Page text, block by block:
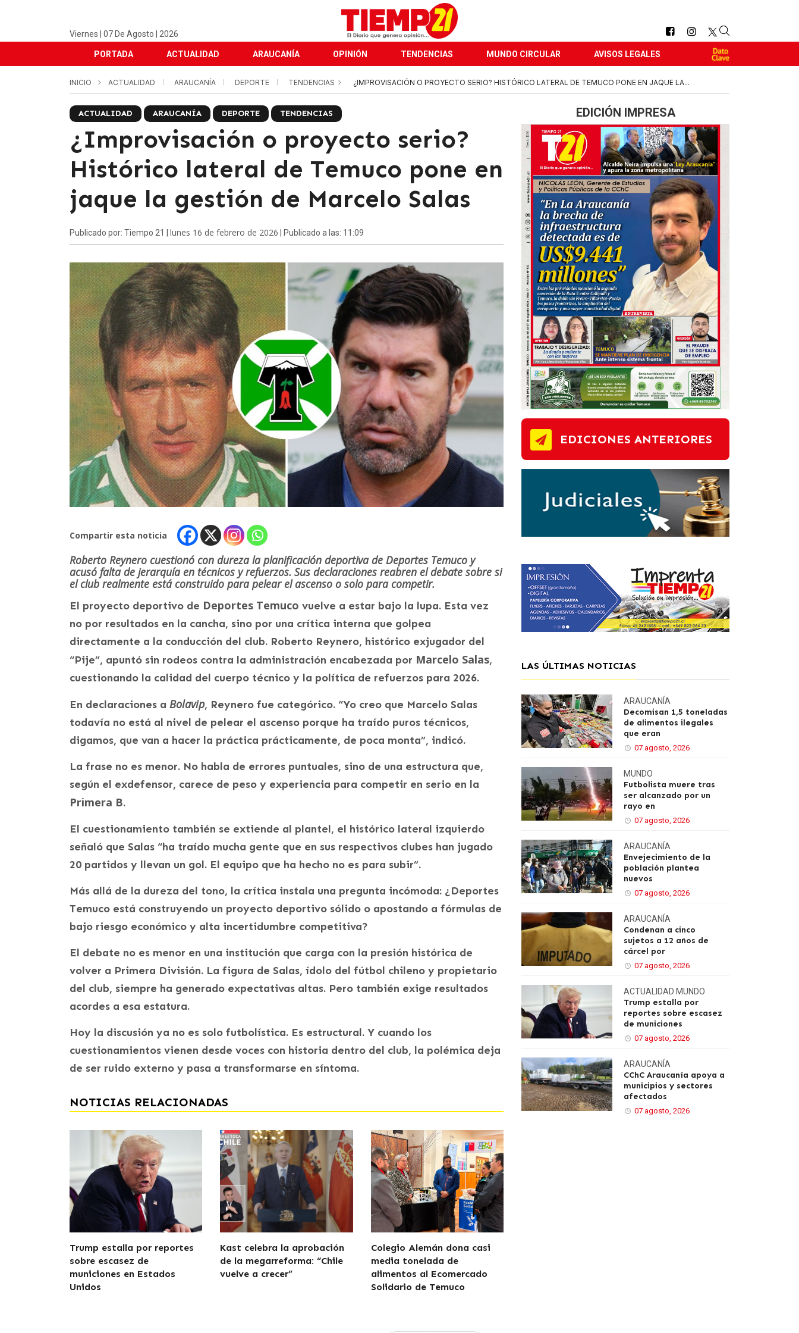
Viernes | 07 De Agosto | 2026
PORTADA ACTUALIDAD ARAUCANÍA OPINIÓN TENDENCIAS MUNDO CIRCULAR AVISOS LEGALES
INICIO ACTUALIDAD ARAUCANÍA DEPORTE TENDENCIAS ¿IMPROVISACIÓN O PROYECTO SERIO? HISTÓRICO LATERAL DE TEMUCO PONE EN JAQUE LA...
ACTUALIDAD ARAUCANÍA DEPORTE TENDENCIAS
¿Improvisación o proyecto serio?
Histórico lateral de Temuco pone en
jaque la gestión de Marcelo Salas
Publicado por: Tiempo 21 | lunes 16 de febrero de 2026 | Publicado a las: 11:09
Compartir esta noticia
Roberto Reynero cuestionó con dureza la planificación deportiva de Deportes Temuco y
acusó falta de jerarquía en técnicos y refuerzos. Sus declaraciones reabren el debate sobre si
el club realmente está construido para pelear el ascenso o solo para competir.
El proyecto deportivo de Deportes Temuco vuelve a estar bajo la lupa. Esta vez
no por resultados en la cancha, sino por una crítica interna que golpea
directamente a la conducción del club. Roberto Reynero, histórico exjugador del
“Pije”, apuntó sin rodeos contra la administración encabezada por Marcelo Salas,
cuestionando la calidad del cuerpo técnico y la política de refuerzos para 2026.
En declaraciones a Bolavip, Reynero fue categórico. “Yo creo que Marcelo Salas
todavía no está al nivel de pelear el ascenso porque ha traído puros técnicos,
digamos, que van a hacer la práctica prácticamente, de poca monta”, indicó.
La frase no es menor. No habla de errores puntuales, sino de una estructura que,
según el exdefensor, carece de peso y experiencia para competir en serio en la
Primera B.
El cuestionamiento también se extiende al plantel, el histórico lateral izquierdo
señaló que Salas “ha traído mucha gente que en sus respectivos clubes han jugado
20 partidos y llevan un gol. El equipo que ha hecho no es para subir”.
Más allá de la dureza del tono, la crítica instala una pregunta incómoda: ¿Deportes
Temuco está construyendo un proyecto deportivo sólido o apostando a fórmulas de
bajo riesgo económico y alta incertidumbre competitiva?
El debate no es menor en una institución que carga con la presión histórica de
volver a Primera División. La figura de Salas, ídolo del fútbol chileno y propietario
del club, siempre ha generado expectativas altas. Pero también exige resultados
acordes a esa estatura.
Hoy la discusión ya no es solo futbolística. Es estructural. Y cuando los
cuestionamientos vienen desde voces con historia dentro del club, la polémica deja
de ser ruido externo y pasa a transformarse en síntoma.
NOTICIAS RELACIONADAS
Trump estalla por reportes
sobre escasez de
municiones en Estados
Unidos
Kast celebra la aprobación
de la megarreforma: “Chile
vuelve a crecer”
Colegio Alemán dona casi
media tonelada de
alimentos al Ecomercado
Solidario de Temuco
EDICIÓN IMPRESA
EDICIONES ANTERIORES
LAS ÚLTIMAS NOTICIAS
ARAUCANÍA
Decomisan 1,5 toneladas
de alimentos ilegales
que eran
07 agosto, 2026
MUNDO
Futbolista muere tras
ser alcanzado por un
rayo en
07 agosto, 2026
ARAUCANÍA
Envejecimiento de la
población plantea
nuevos
07 agosto, 2026
ARAUCANÍA
Condenan a cinco
sujetos a 12 años de
cárcel por
07 agosto, 2026
ACTUALIDAD MUNDO
Trump estalla por
reportes sobre escasez
de municiones
07 agosto, 2026
ARAUCANÍA
CChC Araucanía apoya a
municipios y sectores
afectados
07 agosto, 2026